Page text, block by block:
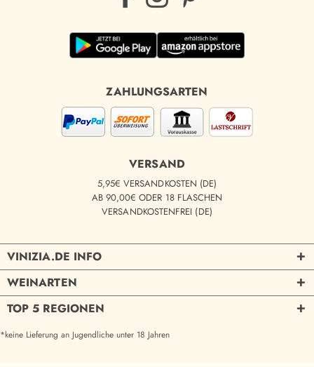
ZAHLUNGSARTEN
VERSAND
5,95€ VERSANDKOSTEN (DE)
AB 90,00€ ODER 18 FLASCHEN
VERSANDKOSTENFREI (DE)
VINIZIA.DE INFO
WEINARTEN
TOP 5 REGIONEN
*keine Lieferung an Jugendliche unter 18 Jahren